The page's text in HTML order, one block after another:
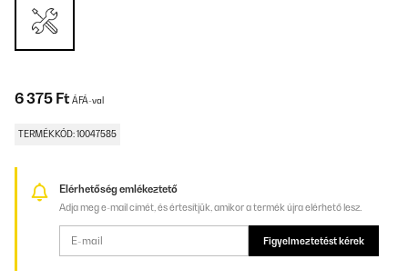
6 375 Ft ÁFÁ-val
TERMÉKKÓD: 10047585
Elérhetőség emlékeztető
Adja meg e-mail címét, és értesítjük, amikor a termék újra elérhető lesz.
Figyelmeztetést kérek